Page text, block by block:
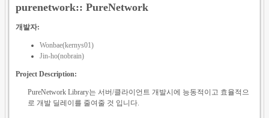
purenetwork:: PureNetwork
개발자:
Wonbae(kernys01)
Jin-ho(nobrain)
Project Description:
PureNetwork Library는 서버/클라이언트 개발시에 능동적이고 효율적으
로 개발 딜레이를 줄여줄 것 입니다.